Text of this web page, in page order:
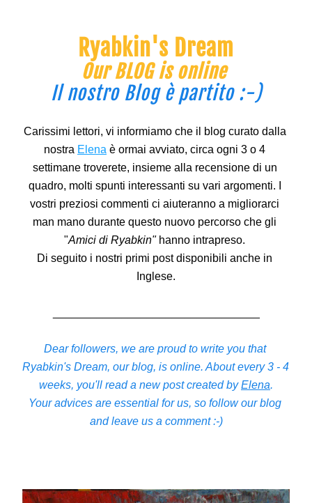
Ryabkin's Dream
Our BLOG is online
Il nostro Blog è partito :-)
Carissimi lettori, vi informiamo che il blog curato dalla
nostra Elena è ormai avviato, circa ogni 3 o 4
settimane troverete, insieme alla recensione di un
quadro, molti spunti interessanti su vari argomenti. I
vostri preziosi commenti ci aiuteranno a migliorarci
man mano durante questo nuovo percorso che gli
"Amici di Ryabkin" hanno intrapreso.
Di seguito i nostri primi post disponibili anche in
Inglese.
Dear followers, we are proud to write you that
Ryabkin's Dream, our blog, is online. About every 3 - 4
weeks, you'll read a new post created by Elena.
Your advices are essential for us, so follow our blog
and leave us a comment :-)